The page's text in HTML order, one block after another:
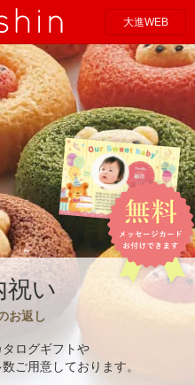
大進WEB
祝い
お返し
ログギフトや
ご用意しております。